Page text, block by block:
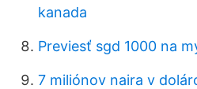
kanada
Previesť sgd 1000 na
7 miliónov naira v